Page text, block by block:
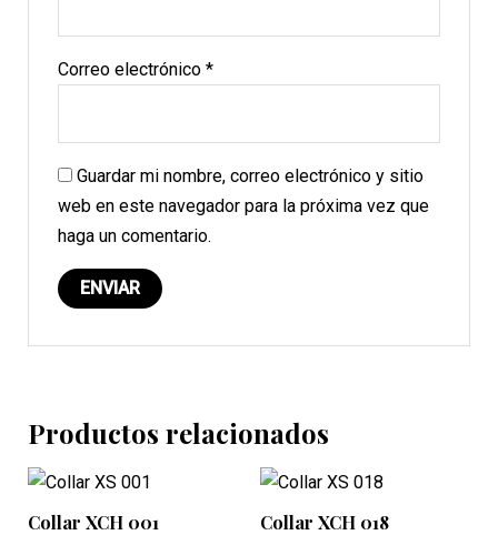
Correo electrónico*
Guardar mi nombre, correo electrónico y sitio
web en este navegador para la próxima vez que
haga un comentario.
Productos relacionados
Collar XCH 001 Collar XCH 018